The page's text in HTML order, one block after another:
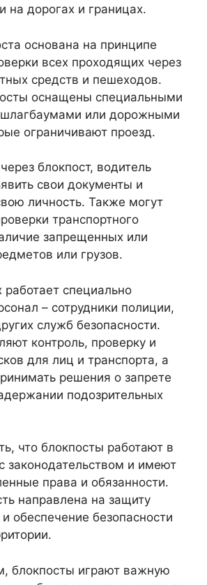
на дорогах и границах.
основана на принципе
всех проходящих через
средств и пешеходов.
оснащены специальными
или дорожными
ограничивают проезд.
блокпост, водитель
свои документы и
личность. Также могут
транспортного
запрещенных или
или грузов.
работает специально
– сотрудники полиции,
служб безопасности.
контроль, проверку и
для лиц и транспорта, а
решения о запрете
подозрительных
что блокпосты работают в
законодательством и имеют
права и обязанности.
направлена на защиту
обеспечение безопасности
блокпосты играют важную